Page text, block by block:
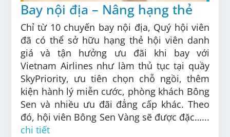
Bay nội địa – Nâng hạng thẻ
Chỉ từ 10 chuyến bay nội địa, Quý hội viên
đã có thể sở hữu hạng thẻ hội viên danh
giá và tận hưởng ưu đãi khi bay với
Vietnam Airlines như làm thủ tục tại quầy
SkyPriority, ưu tiên chọn chỗ ngồi, thêm
kiện hành lý miễn cước, phòng khách Bông
Sen và nhiều ưu đãi đẳng cấp khác. Theo
đó, hội viên Bông Sen Vàng sẽ được đặc…...
chi tiết